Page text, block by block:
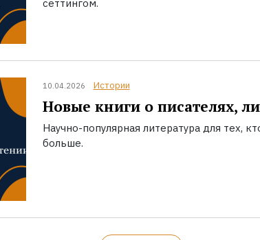
сеттингом.
10.04.2026 Истории
Новые книги о писателях,
Научно-популярная литература для тех,
больше.